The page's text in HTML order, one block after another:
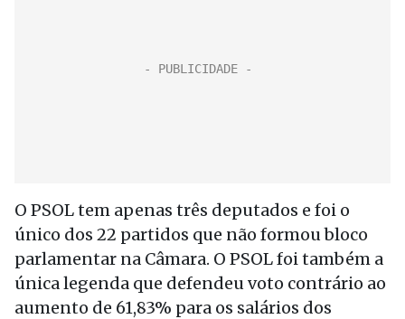
O PSOL tem apenas três deputados e foi o
único dos 22 partidos que não formou bloco
parlamentar na Câmara. O PSOL foi também a
única legenda que defendeu voto contrário ao
aumento de 61,83% para os salários dos